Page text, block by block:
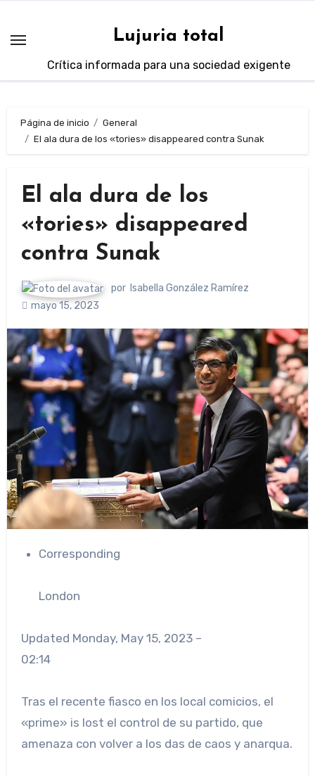
contenido
Lujuria total
Crítica informada para una sociedad exigente
Página de inicio
General
El ala dura de los «tories» disappeared contra Sunak
El ala dura de los
«tories» disappeared
contra Sunak
por Isabella González Ramírez
mayo 15, 2023
Corresponding
London
Updated Monday, May 15, 2023 –
02:14
Tras el recente fiasco en los local comicios, el
«prime» is lost el control de su partido, que
amenaza con volver a los das de caos y anarqua.